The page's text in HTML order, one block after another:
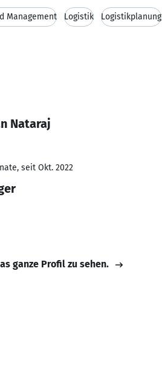
Management Logistik Logistikplanung
Nataraj
seit Okt. 2022
ganze Profil zu sehen.